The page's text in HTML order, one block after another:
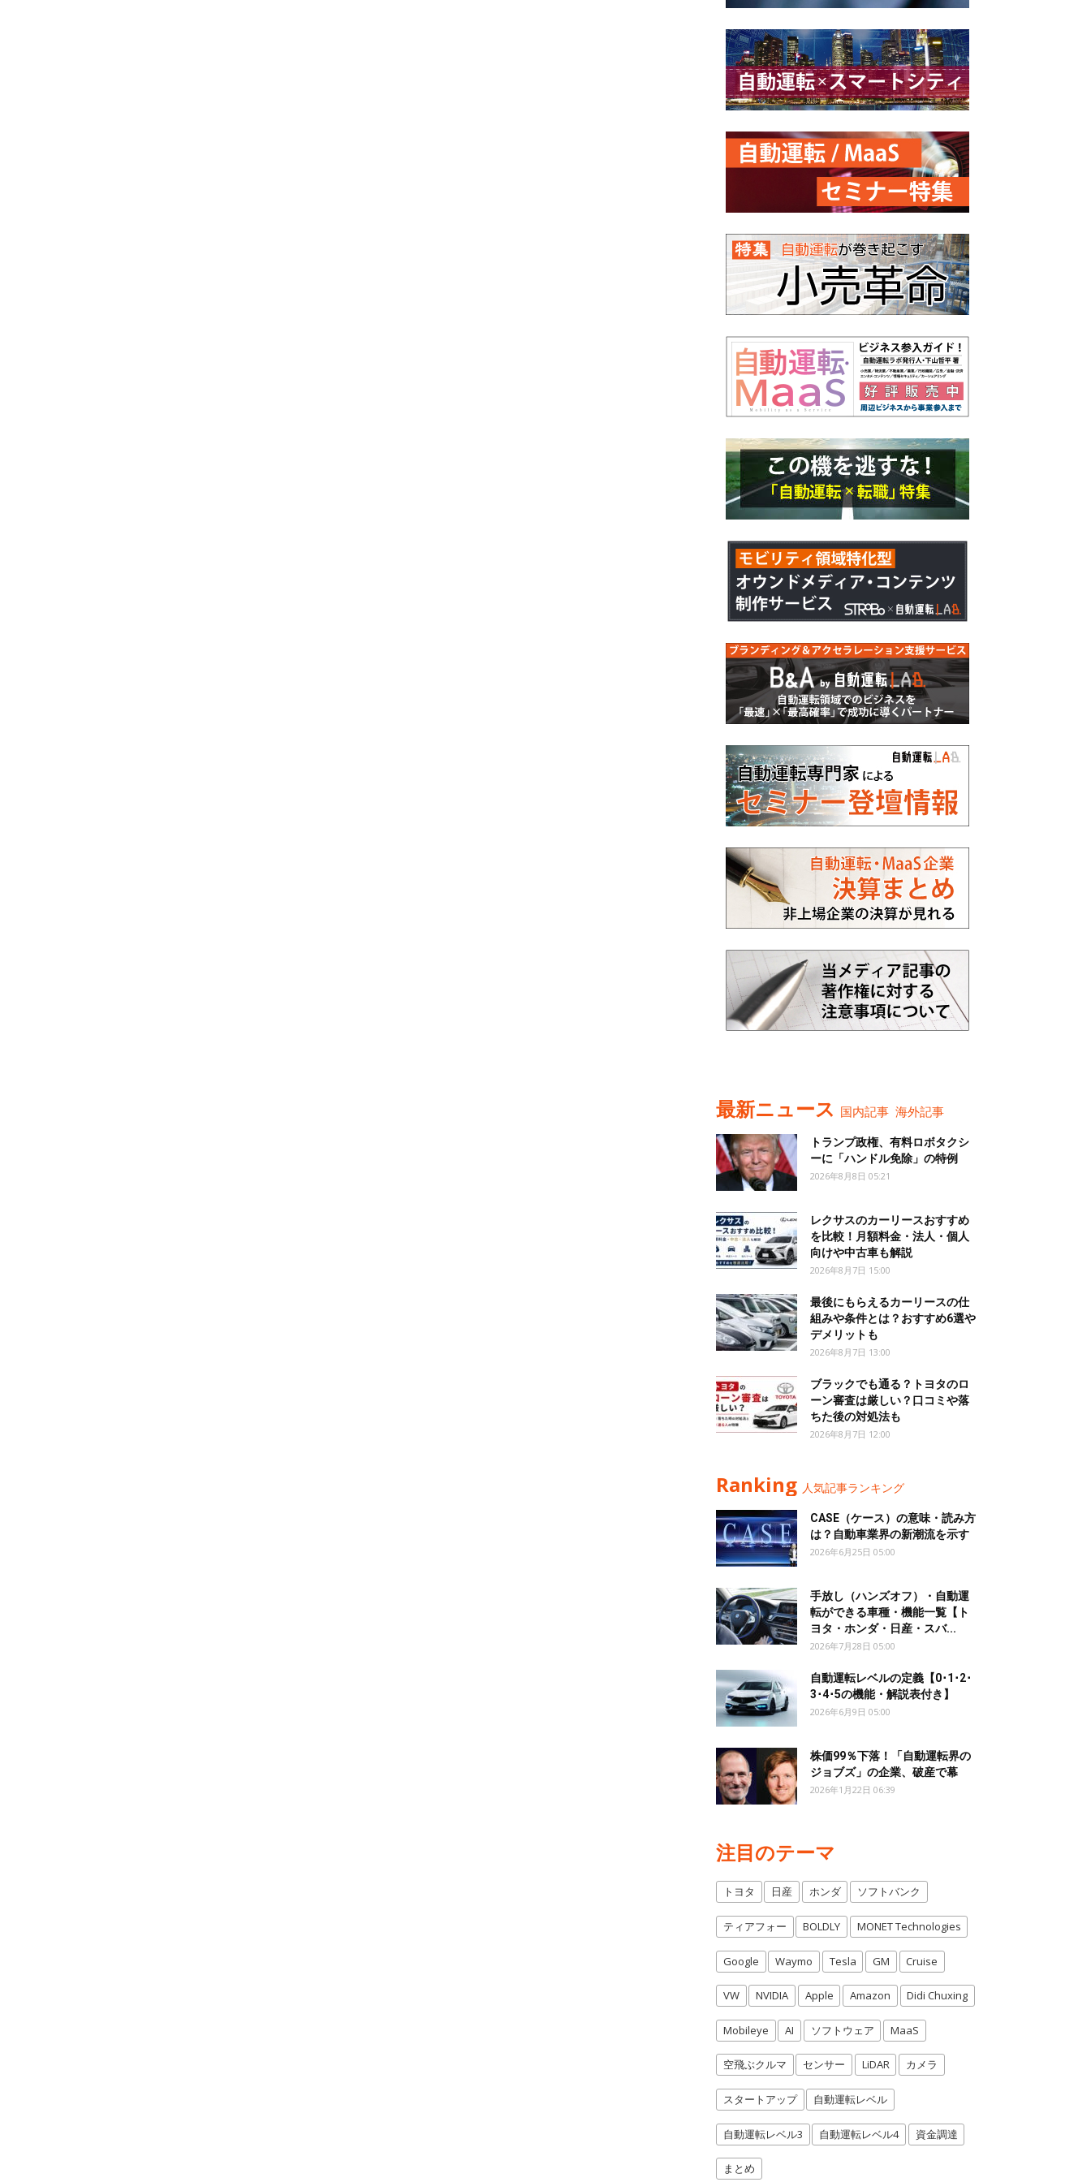
最新ニュース 国内記事 海外記事
トランプ政権、有料ロボタクシ
ーに「ハンドル免除」の特例
2026年8月8日 05:21
レクサスのカーリースおすすめ
を比較！月額料金・法人・個人
向けや中古車も解説
2026年8月7日 15:00
最後にもらえるカーリースの仕
組みや条件とは？おすすめ6選や
デメリットも
2026年8月7日 13:00
ブラックでも通る？トヨタのロ
ーン審査は厳しい？口コミや落
ちた後の対処法も
2026年8月7日 12:00
Ranking 人気記事ランキング
CASE（ケース）の意味・読み方
は？自動車業界の新潮流を示す
2026年6月25日 05:00
手放し（ハンズオフ）・自動運
転ができる車種・機能一覧【ト
ヨタ・ホンダ・日産・スバ...
2026年7月28日 05:00
自動運転レベルの定義【0･1･2･
3･4･5の機能・解説表付き】
2026年6月9日 05:00
株価99％下落！「自動運転界の
ジョブズ」の企業、破産で幕
2026年1月22日 06:39
注目のテーマ
トヨタ 日産 ホンダ ソフトバンク
ティアフォー BOLDLY MONET Technologies
Google Waymo Tesla GM Cruise
VW NVIDIA Apple Amazon Didi Chuxing
Mobileye AI ソフトウェア MaaS
空飛ぶクルマ センサー LiDAR カメラ
スタートアップ 自動運転レベル
自動運転レベル3 自動運転レベル4 資金調達
まとめ